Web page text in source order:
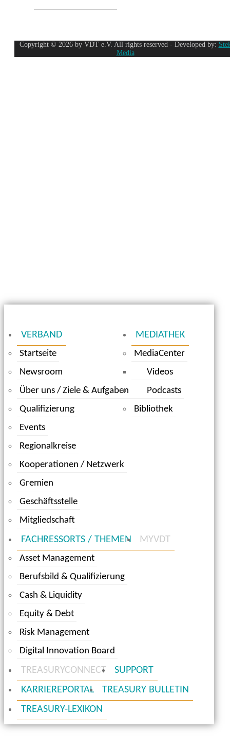
Copyright © 2026 by VDT e.V. All rights reserved - Developed by:
Media
VERBAND
Startseite
Newsroom
Über uns / Ziele & Aufgaben
Qualifizierung
Events
Regionalkreise
Kooperationen / Netzwerk
Gremien
Geschäftsstelle
Mitgliedschaft
MEDIATHEK
MediaCenter
Videos
Podcasts
Bibliothek
FACHRESSORTS / THEMEN
Asset Management
Berufsbild & Qualifizierung
Cash & Liquidity
Equity & Debt
Risk Management
Digital Innovation Board
MYVDT
TREASURYCONNECT
SUPPORT
KARRIEREPORTAL
TREASURY BULLETIN
TREASURY-LEXIKON